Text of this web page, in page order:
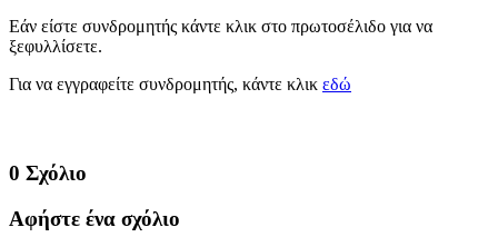
Εάν είστε συνδρομητής κάντε κλικ στο πρωτοσέλιδο για να
ξεφυλλίσετε.
Για να εγγραφείτε συνδρομητής, κάντε κλικ εδώ
0 Σχόλιο
Αφήστε ένα σχόλιο